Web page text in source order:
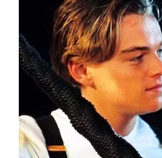
SUBANG
WN
SUKABUMI
WN
PURWAKARTA